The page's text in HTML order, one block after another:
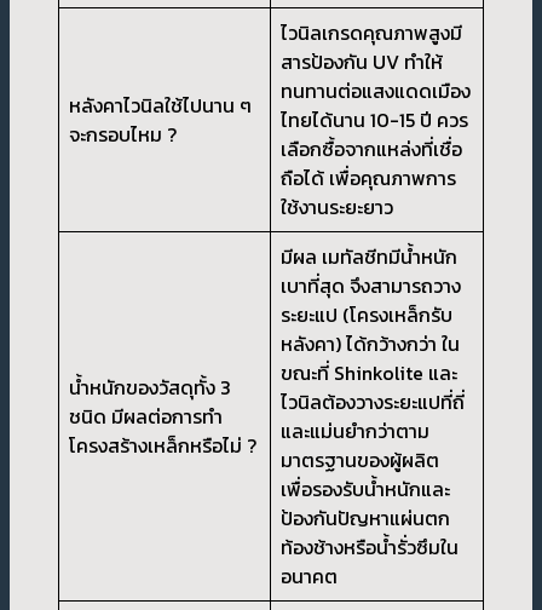
หลังคาไวนิลใช้ไปนาน ๆ
จะกรอบไหม ?
ไวนิลเกรดคุณภาพสูงมี
สารป้องกัน UV ทำให้
ทนทานต่อแสงแดดเมือง
ไทยได้นาน 10-15 ปี ควร
เลือกซื้อจากแหล่งที่เชื่อ
ถือได้ เพื่อคุณภาพการ
ใช้งานระยะยาว
น้ำหนักของวัสดุทั้ง 3
ชนิด มีผลต่อการทำ
โครงสร้างเหล็กหรือไม่ ?
มีผล เมทัลชีทมีน้ำหนัก
เบาที่สุด จึงสามารถวาง
ระยะแป (โครงเหล็กรับ
หลังคา) ได้กว้างกว่า ใน
ขณะที่ Shinkolite และ
ไวนิลต้องวางระยะแปที่ถี่
และแม่นยำกว่าตาม
มาตรฐานของผู้ผลิต
เพื่อรองรับน้ำหนักและ
ป้องกันปัญหาแผ่นตก
ท้องช้างหรือน้ำรั่วซึมใน
อนาคต